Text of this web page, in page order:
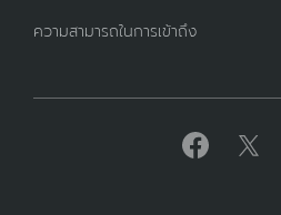
ความสามารถในการเข้าถึง